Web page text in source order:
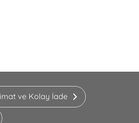
ve Kolay İade